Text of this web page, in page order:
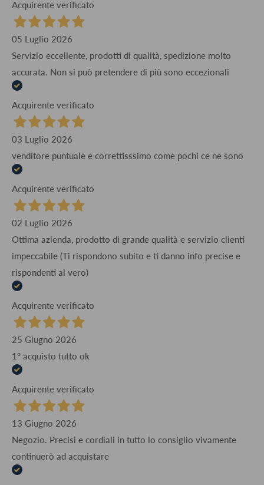
Acquirente verificato
05 Luglio 2026
Servizio eccellente, prodotti di qualità, spedizione molto
accurata. Non si può pretendere di più sono eccezionali
Acquirente verificato
03 Luglio 2026
venditore puntuale e correttisssimo come pochi ce ne sono
Acquirente verificato
02 Luglio 2026
Ottima azienda, prodotto di grande qualità e servizio clienti
impeccabile (Ti rispondono subito e ti danno info precise e
rispondenti al vero)
Acquirente verificato
25 Giugno 2026
1° acquisto tutto ok
Acquirente verificato
13 Giugno 2026
Negozio. Precisi e cordiali in tutto lo consiglio vivamente
continuerò ad acquistare